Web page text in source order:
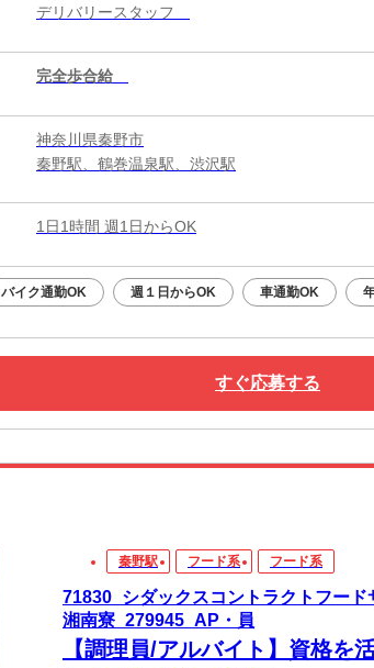
デリバリースタッフ
完全歩合給
神奈川県秦野市
秦野駅、鶴巻温泉駅、渋沢駅
1日1時間 週1日からOK
バイク通勤OK 週１日からOK 車通勤OK
すぐ応募する
秦野駅 フード系 フード系
71830_シダックスコントラクトフー
湘南寮_279945_AP・員
【調理員/アルバイト】資格を